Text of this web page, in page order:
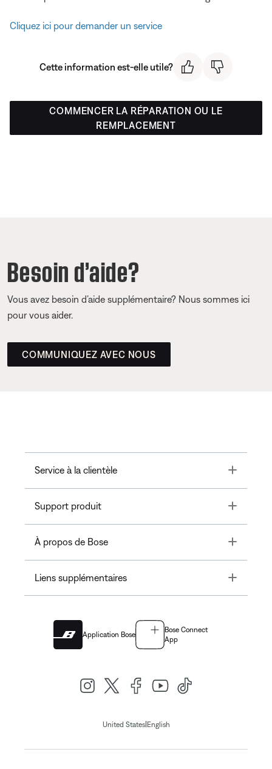
Cliquez ici pour demander un service
Cette information est-elle utile?
COMMENCER LA RÉPARATION OU LE
REMPLACEMENT
Besoin d’aide?
Vous avez besoin d’aide supplémentaire? Nous sommes ici
pour vous aider.
COMMUNIQUEZ AVEC NOUS
Service à la clientèle Toggle
Support produit Toggle
À propos de Bose Toggle
Liens supplémentaires Toggle
Application Bose
Bose Connect
App
United States| English